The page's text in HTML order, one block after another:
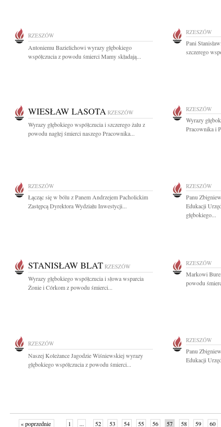
RZESZÓW
Antoniemu Bazielichowi wyrazy głębokiego
współczucia z powodu śmierci Mamy składają...
RZESZÓW
Pani
szczerego
WIESŁAW LASOTA RZESZÓW
Wyrazy głębokiego współczucia i szczerego żalu z
powodu nagłej śmierci naszego Pracownika...
RZESZÓW
Wyrazy
Pracownika i
RZESZÓW
Łącząc się w bólu z Panem Andrzejem Pacholickim
Zastępcą Dyrektora Wydziału Inwestycji...
RZESZÓW
Panu
Edukacji
głębokiego...
STANISŁAW BLAT RZESZÓW
Wyrazy głębokiego współczucia i słowa wsparcia
Żonie i Córkom z powodu śmierci...
RZESZÓW
Markowi
powodu
RZESZÓW
Naszej Koleżance Jagodzie Wiśniewskiej wyrazy
głębokiego współczucia z powodu śmierci...
RZESZÓW
Panu
Edukacji
« poprzednie 1 ... 52 53 54 55 56 57 58 59 60